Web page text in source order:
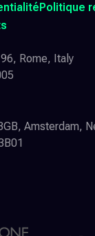
Politique
Rome, Italy
Amsterdam,